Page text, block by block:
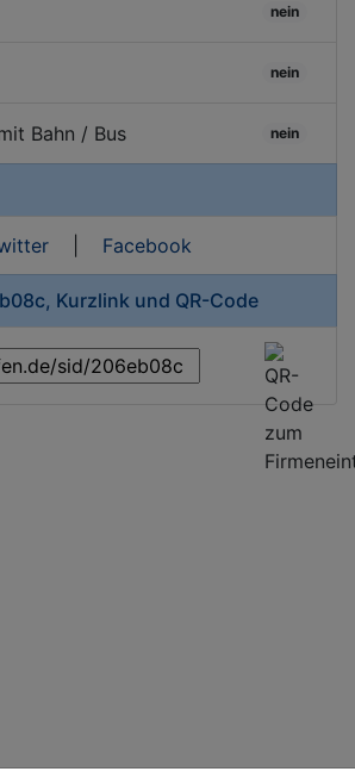
nein
nein
Bahn / Bus nein
| Facebook
Kurzlink und QR-Code